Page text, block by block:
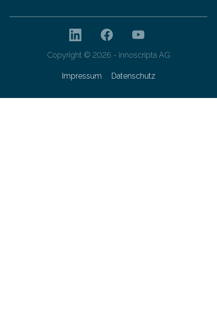
Copyright © 2026 - innoscripta AG
Impressum Datenschutz